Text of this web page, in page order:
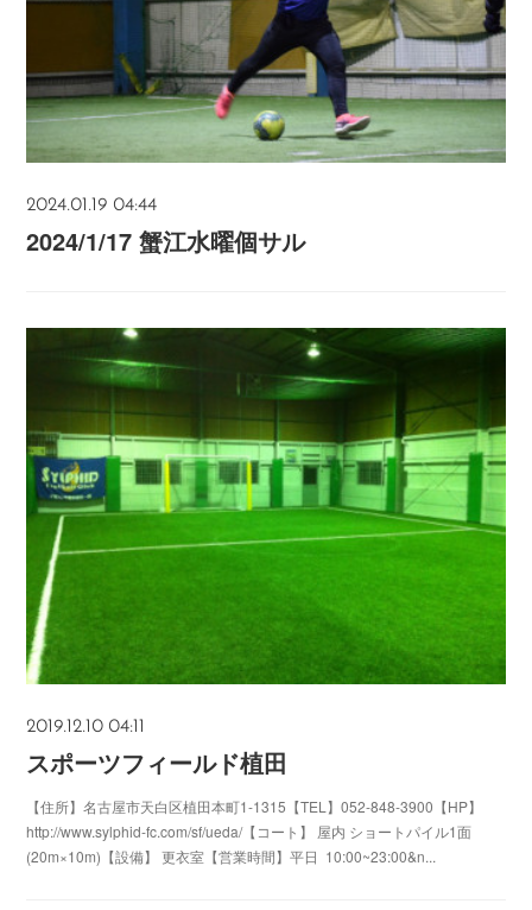
2024.01.19 04:44
2024/1/17 蟹江水曜個サル
2019.12.10 04:11
スポーツフィールド植田
【住所】名古屋市天白区植田本町1-1315【TEL】052-848-3900【HP】
http://www.sylphid-fc.com/sf/ueda/【コート】 屋内 ショートパイル1面
(20m×10m)【設備】 更衣室【営業時間】平日 10:00~23:00&n...